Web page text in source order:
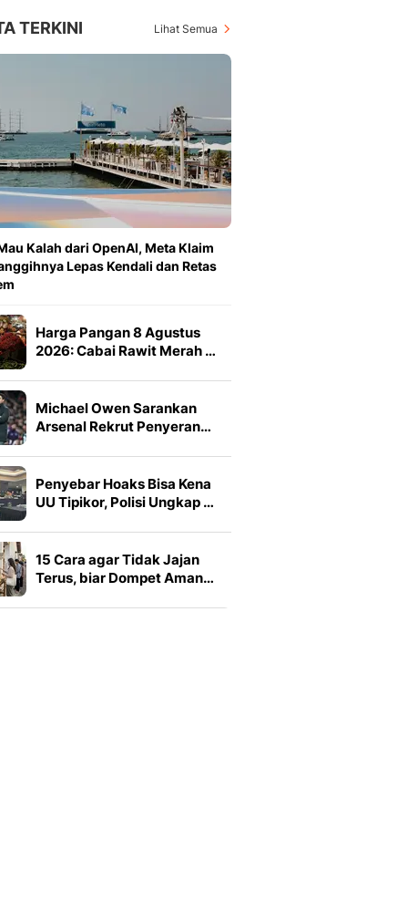
TERKINI Lihat Semua
Kalah dari OpenAI, Meta Klaim
Lepas Kendali dan Retas
Harga Pangan 8 Agustus
2026: Cabai Rawit Merah …
Michael Owen Sarankan
Arsenal Rekrut Penyeran…
Penyebar Hoaks Bisa Kena
UU Tipikor, Polisi Ungkap …
15 Cara agar Tidak Jajan
Terus, biar Dompet Aman…